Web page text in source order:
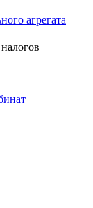
агрегата